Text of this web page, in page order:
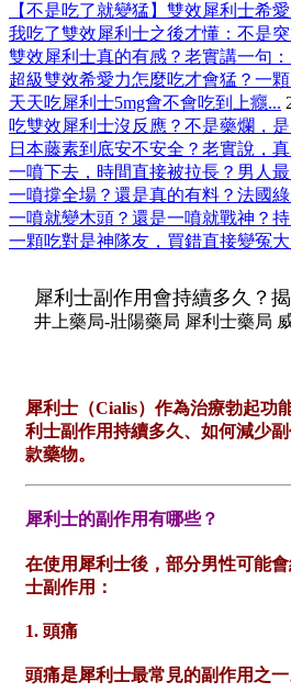
【不是吃了就變猛】雙效犀利士希愛
我吃了雙效犀利士之後才懂：不是突
雙效犀利士真的有感？老實講一句：
超級雙效希愛力怎麼吃才會猛？一顆
天天吃犀利士5mg會不會吃到上癮...
吃雙效犀利士沒反應？不是藥爛，是
日本藤素到底安不安全？老實說，真
一噴下去，時間直接被拉長？男人最
一噴撐全場？還是真的有料？法國綠
一噴就變木頭？還是一噴就戰神？持
一顆吃對是神隊友，買錯直接變冤大
犀利士副作用會持續多久？
井上藥局-壯陽藥局 犀利士藥局
犀利士（Cialis）作為治療勃起功
利士副作用持續多久、如何減少
款藥物。
犀利士的副作用有哪些？
在使用犀利士後，部分男性可能
士副作用：
1. 頭痛
頭痛是犀利士最常見的副作用之